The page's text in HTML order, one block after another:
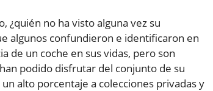
¿quién no ha visto alguna vez su
algunos confundieron e identificaron en
de un coche en sus vidas, pero son
podido disfrutar del conjunto de su
alto porcentaje a colecciones privadas y